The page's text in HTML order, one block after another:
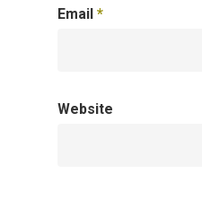
Email *
Website